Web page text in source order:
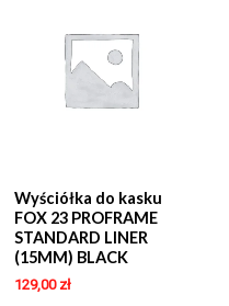
Wyściółka do kasku
FOX 23 PROFRAME
STANDARD LINER
(15MM) BLACK
129,00 zł